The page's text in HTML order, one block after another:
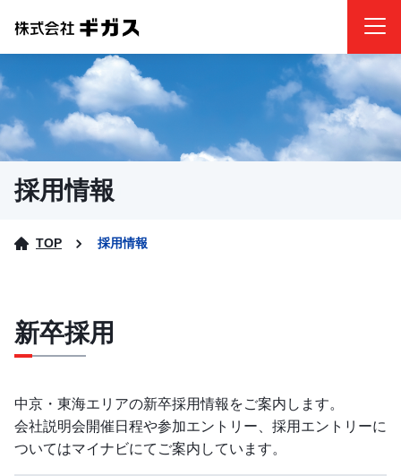
採用情報
TOP 採用情報
新卒採用
中京・東海エリアの新卒採用情報をご案内します。
会社説明会開催日程や参加エントリー、採用エントリーに
ついてはマイナビにてご案内しています。